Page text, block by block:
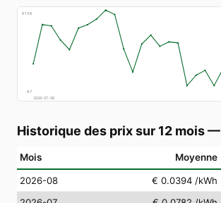
€148
€7
2026-07-08
Historique des prix sur 12 mois—
Mois Moyenne
2026-08 € 0.0394 /kWh